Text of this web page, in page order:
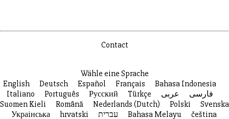
Contact
Wähle eine Sprache
English
Deutsch Español Français
Bahasa Indonesia
Italiano
Português Русский Türkçe فارسی
عربى
Suomen Kieli
Română Nederlands (Dutch) Polski
Svenska
Украiнська
hrvatski עברית Bahasa Melayu čeština